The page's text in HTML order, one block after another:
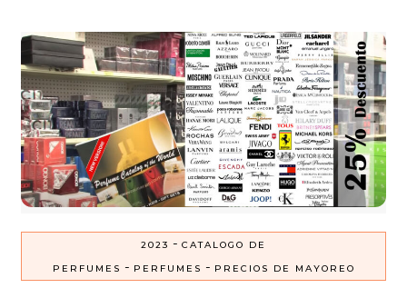
2023 - CATALOGO DE
PERFUMES - PERFUMES - PRECIOS DE MAYOREO